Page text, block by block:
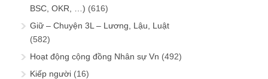
BSC, OKR, …) (616)
Giữ – Chuyện 3L – Lương, Lậu, Luật
(582)
Hoạt động cộng đồng Nhân sự Vn (492)
Kiếp người (16)